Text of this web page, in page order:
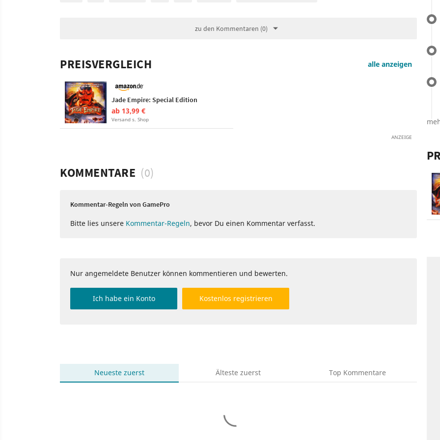
zu den Kommentaren (0)
PREISVERGLEICH alle anzeigen
Jade Empire: Special Edition
ab 13,99 €
Versand s. Shop
ANZEIGE
KOMMENTARE (0)
Kommentar-Regeln von GamePro
Bitte lies unsere Kommentar-Regeln, bevor Du einen Kommentar verfasst.
Nur angemeldete Benutzer können kommentieren und bewerten.
Ich habe ein Konto Kostenlos registrieren
Neueste zuerst Älteste zuerst Top Kommentare